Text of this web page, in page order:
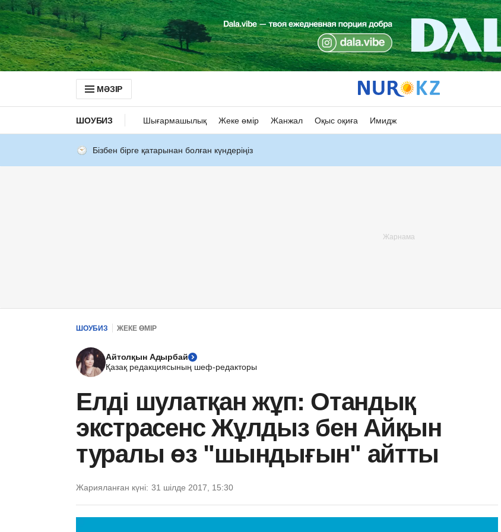
МӘЗІР
ШОУБИЗ Шығармашылық Жеке өмір Жанжал Оқыс оқиға Имидж
Бізбен бірге қатарынан болған күндеріңіз
ШОУБИЗ ЖЕКЕ ӨМІР
Айтолқын Адырбай
Қазақ редакциясының шеф-редакторы
Елді шулатқан жұп: Отандық
экстрасенс Жұлдыз бен Айқын
туралы өз "шындығын" айтты
Жарияланған күні: 31 шілде 2017, 15:30